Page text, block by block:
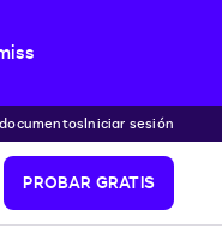
Iniciar sesión
PROBAR GRATIS